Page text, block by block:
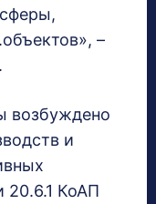
–
возбуждено
и
20.6.1 КоАП